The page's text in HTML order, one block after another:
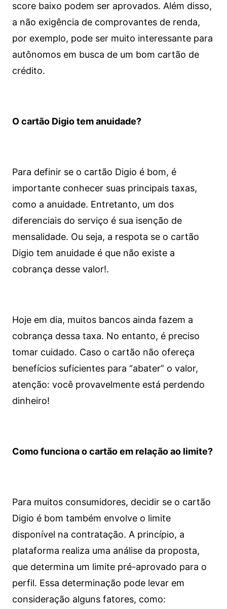
score baixo podem ser aprovados. Além disso,
a não exigência de comprovantes de renda,
por exemplo, pode ser muito interessante para
autônomos em busca de um bom cartão de
crédito.
O cartão Digio tem anuidade?
Para definir se o cartão Digio é bom, é
importante conhecer suas principais taxas,
como a anuidade. Entretanto, um dos
diferenciais do serviço é sua isenção de
mensalidade. Ou seja, a respota se o cartão
Digio tem anuidade é que não existe a
cobrança desse valor!.
Hoje em dia, muitos bancos ainda fazem a
cobrança dessa taxa. No entanto, é preciso
tomar cuidado. Caso o cartão não ofereça
benefícios suficientes para “abater” o valor,
atenção: você provavelmente está perdendo
dinheiro!
Como funciona o cartão em relação ao limite?
Para muitos consumidores, decidir se o cartão
Digio é bom também envolve o limite
disponível na contratação. A princípio, a
plataforma realiza uma análise da proposta,
que determina um limite pré-aprovado para o
perfil. Essa determinação pode levar em
consideração alguns fatores, como: